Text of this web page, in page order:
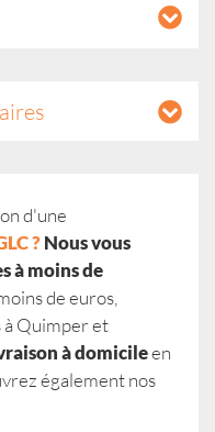
d'une
?Nous vous
à moins de
de euros,
à Quimper et
à domicileen
également nos